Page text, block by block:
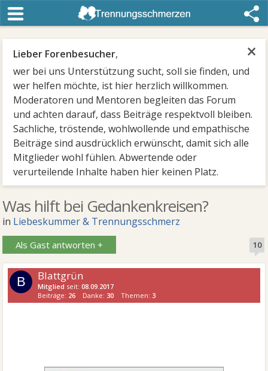
×
Lieber Forenbesucher,
wer bei uns Unterstützung sucht, soll sie finden, und
wer helfen möchte, ist hier herzlich willkommen.
Moderatoren und Mentoren begleiten das Forum
und achten darauf, dass Beiträge respektvoll bleiben.
Sachliche, tröstende, wohlwollende und empathische
Beiträge sind ausdrücklich erwünscht, damit sich alle
Mitglieder wohl fühlen. Abwertende oder
verurteilende Inhalte haben hier keinen Platz.
Was hilft bei Gedankenkreisen?
in Liebeskummer & Trennungsschmerz
Als Gast antworten + 10
B Blattgrün
Mitglied seit:08.09.2017
Beiträge: 26 Danke:30 Themen:3